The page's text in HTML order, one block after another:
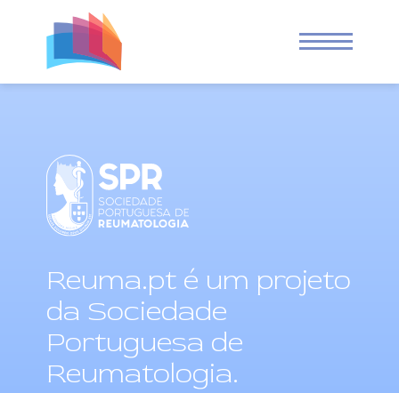
Reuma.pt é um projeto
da Sociedade
Portuguesa de
Reumatologia.